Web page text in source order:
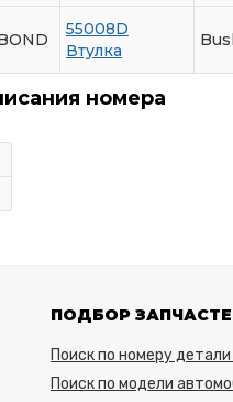
55008D
Втулка
номера
ПОДБОР
Поиск по номеру
Поиск по модели